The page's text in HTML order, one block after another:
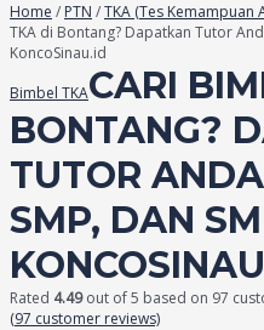
Home / PTN /TKA (Tes Kemampuan
TKA di Bontang? Dapatkan Tutor
KoncoSinau.id
Bimbel TKACARI
BONTANG?
TUTOR
SMP, DAN
Rated 4.49out of 5 based on 97
(97 customer reviews)